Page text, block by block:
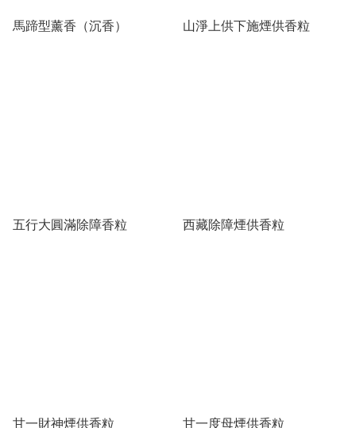
馬蹄型薰香（沉香） 山淨上供下施煙供香粒
五行大圓滿除障香粒 西藏除障煙供香粒
甘一財神煙供香粒 甘一度母煙供香粒